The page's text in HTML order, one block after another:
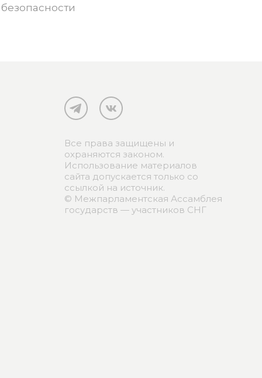
Все права защищены и
охраняются законом.
Использование материалов
сайта допускается только со
ссылкой на источник.
© Межпарламентская Ассамблея
государств — участников СНГ